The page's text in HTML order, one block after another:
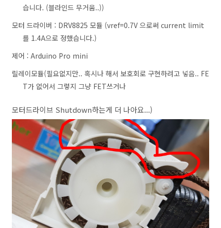
습니다. (블라인드 무거움..))
모터 드라이버 : DRV8825 모듈 (vref=0.7V 으로써 current limit
를 1.4A으로 정했습니다.)
제어 : Arduino Pro mini
릴레이모듈(필요없지만.. 혹시나 해서 보호회로 구현하려고 넣음.. FE
T가 없어서 그렇지 그냥 FET쓰거나
모터드라이브 Shutdown하는게 더 나아요...)